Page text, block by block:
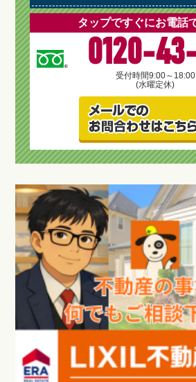
タップですぐにお電話
0120-
受付時間9:00～18:00
(水曜定休)